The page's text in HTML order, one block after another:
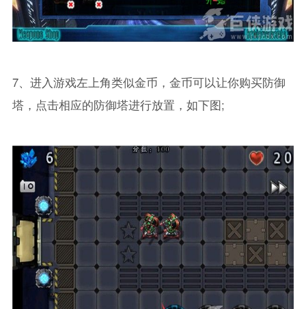
7、进入游戏左上角类似金币，金币可以让你购买防御
塔，点击相应的防御塔进行放置，如下图;